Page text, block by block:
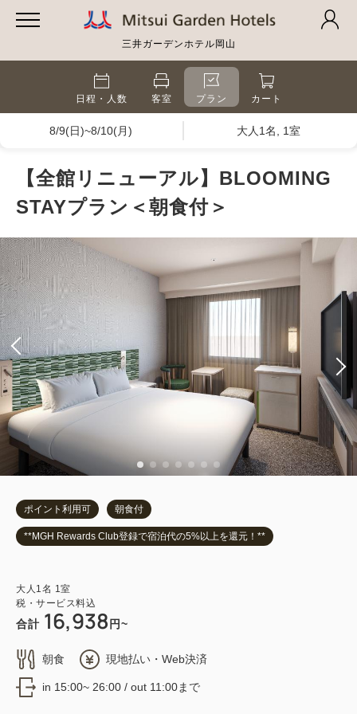
三井ガーデンホテル岡山
日程・人数 客室 プラン カート
8/9(日)~8/10(月) 大人1名, 1室
【全館リニューアル】BLOOMING
STAYプラン＜朝食付＞
ポイント利用可 朝食付
**MGH Rewards Club登録で宿泊代の5%以上を還元！**
大人 1 名 1 室
税・サービス料込
合計 16,938円~
朝食 現地払い・Web決済
in 15:00~ 26:00 / out 11:00まで